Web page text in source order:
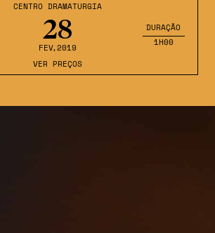
CENTRO DRAMATURGIA
28
FEV,2019
DURAÇÃO
1H00
VER PREÇOS